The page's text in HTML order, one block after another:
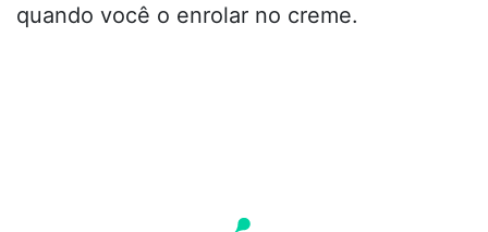
quando você o enrolar no creme.